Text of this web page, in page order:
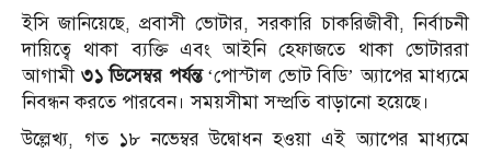
ইসি জানিয়েছে, প্রবাসী ভোটার, সরকারি চাকরিজীবী, নির্বাচনী
দায়িত্বে থাকা ব্যক্তি এবং আইনি হেফাজতে থাকা ভোটাররা
আগামী ৩১ ডিসেম্বর পর্যন্ত‘পোস্টাল ভোট বিডি’ অ্যাপের মাধ্যমে
নিবন্ধন করতে পারবেন। সময়সীমা সম্প্রতি বাড়ানো হয়েছে।
উল্লেখ্য, গত ১৮ নভেম্বর উদ্বোধন হওয়া এই অ্যাপের মাধ্যমে